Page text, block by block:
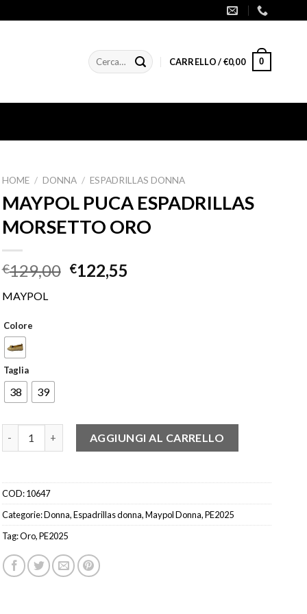
Cerca: CARRELLO /€0,00 0
HOME / DONNA / ESPADRILLAS DONNA
MAYPOL PUCA ESPADRILLAS
MORSETTO ORO
€129,00 €122,55
MAYPOL
Colore
Taglia
38 39
MAYPOL PUCA ESPADRILLAS MORSETTO ORO quantità
AGGIUNGI AL CARRELLO
COD:10647
Categorie:Donna,Espadrillas donna,Maypol Donna,PE2025
Tag:Oro,PE2025